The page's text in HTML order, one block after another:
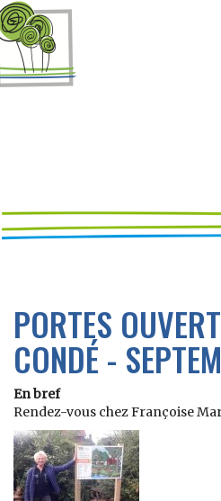
PORTES
CONDÉ -
En bref
Rendez-vous chez Françoise